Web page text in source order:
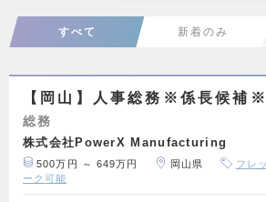
すべて 新着のみ
【岡山】人事総務※係長候補
総務
株式会社PowerX Manufacturing
500万円 ～ 649万円 岡山県 フレ
ーク可能